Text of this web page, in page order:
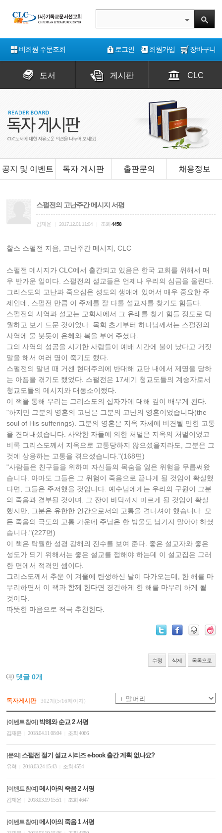
비회원 주문조회 로그인 회원가입 장바구니
도서 게시판 CLC
공지 및 이벤트 독자 게시판 출판문의 채용정보
스펄전의 고난주간 메시지 서평
김재윤 2017.12.01 11:04 조회 4458
찰스 스펄전 지음, 고난주간 메시지, CLC
스펄전 메시지가 CLC에서 출간되고 있음은 한국 교회를 위해서 매
우 반가운 일이다. 스펄전의 설교들은 언제나 우리의 심금을 울린다.
그리스도의 고난과 죽으심은 성도의 생애에 있어서 매우 중요한 주
제인데, 스펄전 만큼 이 주제를 잘 다룰 설교자를 찾기도 힘들다.
스펄전의 사역과 설교는 교회사에서 그 유래를 찾기 힘들 정도로 탁
월하고 보기 드문 것이었다. 목회 초기부터 하나님께서는 스펄전의
사역에 물 붓듯이 은혜와 복을 부어 주셨다.
그의 사역의 성공을 시기한 사람들이 예배 시간에 불이 났다고 거짓
말을 해서 여러 명이 죽기도 했다.
스펄전의 말년 때 거센 현대주의에 반대해 교단 내에서 제명을 당하
는 아픔을 겪기도 했었다. 스펄전은 17세기 청교도들의 계승자로서
청교도들의 메시지와 대동소이했다.
이 책을 통해 우리는 그리스도의 십자가에 대해 깊이 배우게 된다.
"하지만 그분의 영혼의 고난은 그분의 고난의 영혼이었습니다(the
soul of His sufferings). 그분의 영혼은 지옥 자체에 비견될 만한 고통
을 견뎌내셨습니다. 사악한 자들에 의한 처벌은 지옥의 처벌이었고
비록 그리스도께서 지옥으로 고통당하지 않으셨을지라도, 그분은 그
것에 상응하는 고통을 겪으셨습니다."(168면)
"사람들은 친구들을 위하여 자신들의 목숨을 잃은 위험을 무릅써왔
습니다. 아마도 그들은 그 위험이 죽음으로 끝나게 될 것임이 확실했
다면, 그들은 주저했을 것입니다. 예수님에게는 우리의 구원이 그분
의 죽음과 결부될 것이며, 그 잔이 바닥까지 마르게 될 것임이 확실
했지만, 그분은 유한한 인간으로서의 고통을 견디셔야 했습니다. 모
든 죽음의 극도의 고통 가운데 주님은 한 방울도 남기지 말아야 하셨
습니다."(227면)
이 책은 탁월한 성경 강해의 진수를 보여 준다. 좋은 설교자와 좋은
성도가 되기 위해서는 좋은 설교를 접해야 하는데 이 설교집은 그러
한 면에서 적격인 셈이다.
그리스도께서 추운 이 겨울에 탄생하신 날이 다가오는데, 한 해를 마
무리하면서 이 책과 함께 한다면 경건하게 한 해를 마무리 하게 될
것이다.
따뜻한 마음으로 적극 추천한다.
수정 삭제 목록으로
댓글0개
독자게시판 302개(5/16페이지)
[이벤트 참여] 박해와 순교 2 서평
김재윤 2018.04.11 08:04 조회 4066
[문의] 스펄전 절기 설교 시리즈 e-book 출간 계획 없나요?
유혁 2018.03.24 15:43 조회 4554
[이벤트 참여] 메시아의 죽음 2 서평
김재윤 2018.03.19 15:51 조회 4647
[이벤트 참여] 메시아의 죽음 1 서평